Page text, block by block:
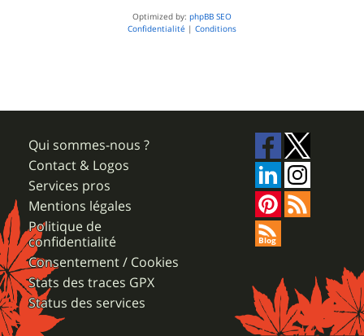
Optimized by: phpBB SEO
Confidentialité | Conditions
Qui sommes-nous ?
Contact & Logos
Services pros
Mentions légales
Politique de
confidentialité
Consentement / Cookies
Stats des traces GPX
Status des services